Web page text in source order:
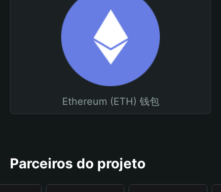
Ethereum (ETH) 钱包
Parceiros do projeto